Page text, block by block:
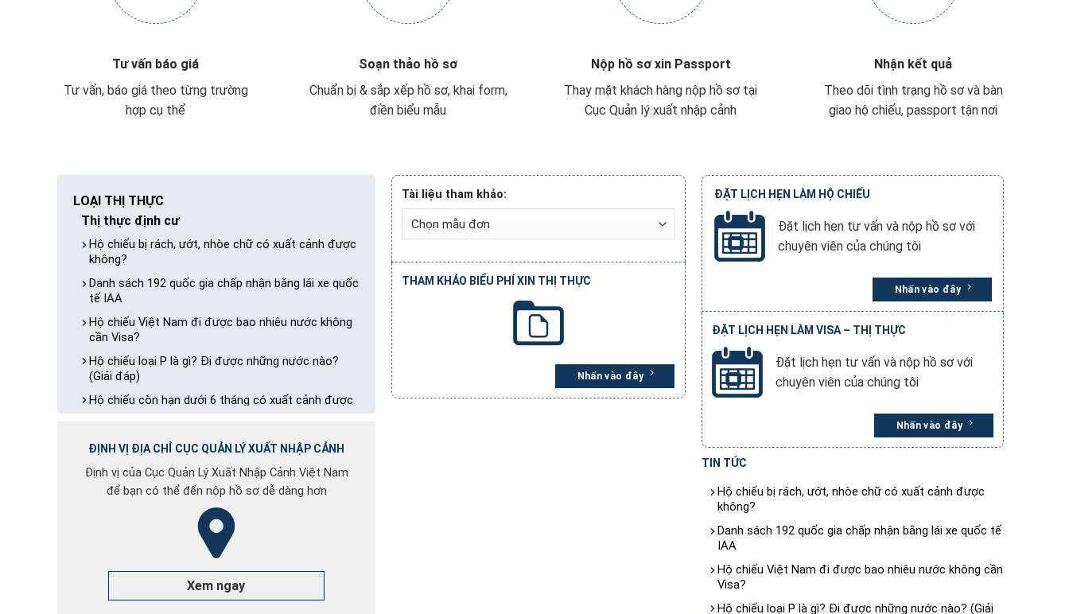
Tư vấn báo giá
Tư vấn, báo giá theo từng trường
hợp cụ thể
Soạn thảo hồ sơ
Chuẩn bị & sắp xếp hồ sơ, khai form,
điền biểu mẫu
Nộp hồ sơ xin Passport
Thay mặt khách hàng nộp hồ sơ tại
Cục Quản lý xuất nhập cảnh
Nhận kết quả
Theo dõi tình trạng hồ sơ và bàn
giao hộ chiếu, passport tận nơi
LOẠI THỊ THỰC
Thị thực định cư
Hộ chiếu bị rách, ướt, nhòe chữ có xuất cảnh được
không?
Danh sách 192 quốc gia chấp nhận bằng lái xe quốc
tế IAA
Hộ chiếu Việt Nam đi được bao nhiêu nước không
cần Visa?
Hộ chiếu loại P là gì? Đi được những nước nào?
(Giải đáp)
Hộ chiếu còn hạn dưới 6 tháng có xuất cảnh được
không?
Phân biệt Hộ chiếu và Visa khác nhau như thế nào?
2026
Dịch Vụ Tư Vấn Làm Căn Cước Lấy Nhanh Toàn
Thị thực không định cư
Hộ chiếu bị rách, ướt, nhòe chữ có xuất cảnh được
không?
Danh sách 192 quốc gia chấp nhận bằng lái xe quốc
ĐỊNH VỊ ĐỊA CHỈ CỤC QUẢN LÝ XUẤT NHẬP CẢNH
Định vị của Cục Quản Lý Xuất Nhập Cảnh Việt Nam
để bạn có thể đến nộp hồ sơ dễ dàng hơn
Xem ngay
Tài liệu tham khảo:
THAM KHẢO BIỂU PHÍ XIN THỊ THỰC
Nhấn vào đây
ĐẶT LỊCH HẸN LÀM HỘ CHIẾU
Đặt lịch hẹn tư vấn và nộp hồ sơ với
chuyên viên của chúng tôi
Nhấn vào đây
ĐẶT LỊCH HẸN LÀM VISA – THỊ THỰC
Đặt lịch hẹn tư vấn và nộp hồ sơ với
chuyên viên của chúng tôi
Nhấn vào đây
TIN TỨC
Hộ chiếu bị rách, ướt, nhòe chữ có xuất cảnh được
không?
Danh sách 192 quốc gia chấp nhận bằng lái xe quốc tế
IAA
Hộ chiếu Việt Nam đi được bao nhiêu nước không cần
Visa?
Hộ chiếu loại P là gì? Đi được những nước nào? (Giải